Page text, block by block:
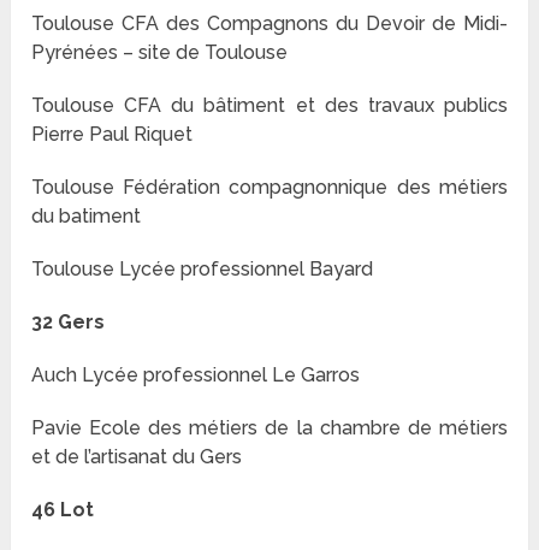
Toulouse CFA des Compagnons du Devoir de Midi-
Pyrénées – site de Toulouse
Toulouse CFA du bâtiment et des travaux publics
Pierre Paul Riquet
Toulouse Fédération compagnonnique des métiers
du batiment
Toulouse Lycée professionnel Bayard
32 Gers
Auch Lycée professionnel Le Garros
Pavie Ecole des métiers de la chambre de métiers
et de l’artisanat du Gers
46 Lot